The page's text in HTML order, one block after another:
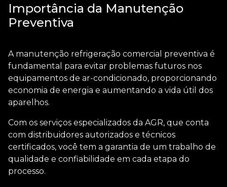
Importância da Manutenção
Preventiva
A manutenção refrigeração comercial preventiva é
fundamental para evitar problemas futuros nos
equipamentos de ar-condicionado, proporcionando
economia de energia e aumentando a vida útil dos
aparelhos.
Com os serviços especializados da AGR, que conta
com distribuidores autorizados e técnicos
certificados, você tem a garantia de um trabalho de
qualidade e confiabilidade em cada etapa do
processo.